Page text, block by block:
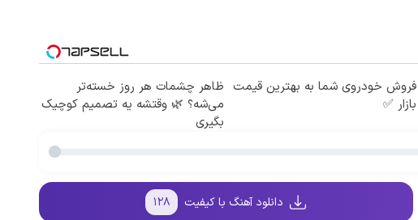
فروش خودروی شما به بهترین قیمت
بازار ✅
ظاهر چشمات هر روز خسته‌تر
می‌شه؟ 🌿 وقتشه یه تصمیم کوچیک
بگیری
دانلود آهنگ با کیفیت ۱۲۸